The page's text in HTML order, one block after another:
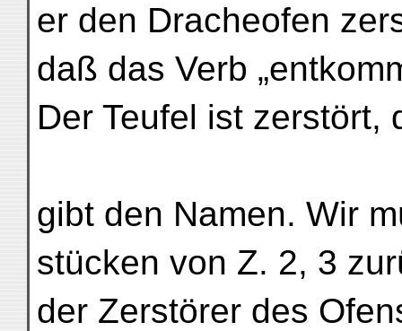
er den Dracheofen
daß das Verb
Der Teufel ist zerstört,
gibt den Namen. Wir
stücken von Z. 2, 3
der Zerstörer des